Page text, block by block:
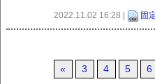
2022.11.02 16:28 | 固
« 3 4 5 6